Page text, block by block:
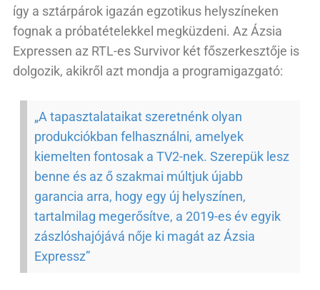
így a sztárpárok igazán egzotikus helyszíneken
fognak a próbatételekkel megküzdeni. Az Ázsia
Expressen az RTL-es Survivor két főszerkesztője is
dolgozik, akikről azt mondja a programigazgató:
„A tapasztalataikat szeretnénk olyan
produkciókban felhasználni, amelyek
kiemelten fontosak a TV2-nek. Szerepük lesz
benne és az ő szakmai múltjuk újabb
garancia arra, hogy egy új helyszínen,
tartalmilag megerősítve, a 2019-es év egyik
zászlóshajójává nője ki magát az Ázsia
Expressz”